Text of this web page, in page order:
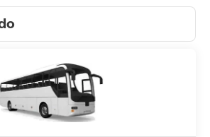
degustar la deliciosa y variada